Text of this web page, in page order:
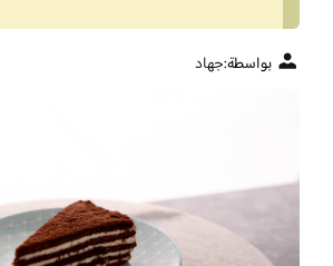
بواسطة:جهاد